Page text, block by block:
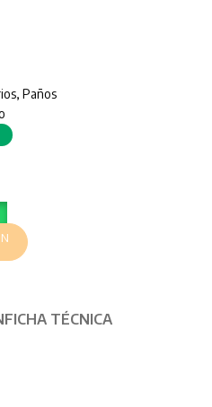
, Paños
FICHA TÉCNICA